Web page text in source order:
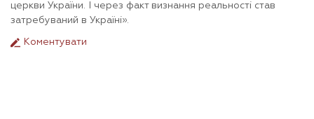
церкви України. І через факт визнання реальності став
затребуваний в Україні».
Коментувати